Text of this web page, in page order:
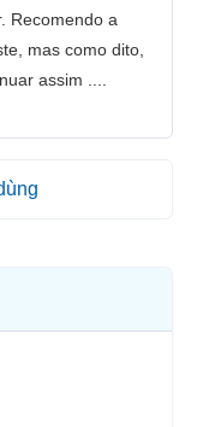
Recomendo a
mas como dito,
assim ....